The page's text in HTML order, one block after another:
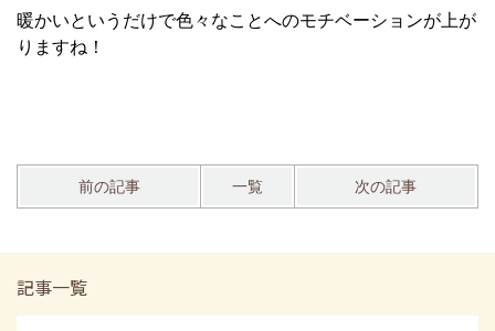
暖かいというだけで色々なことへのモチベーションが上が
りますね！
前の記事 一覧 次の記事
記事一覧